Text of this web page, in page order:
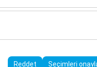
ve reklam
Reddet Seçimleri